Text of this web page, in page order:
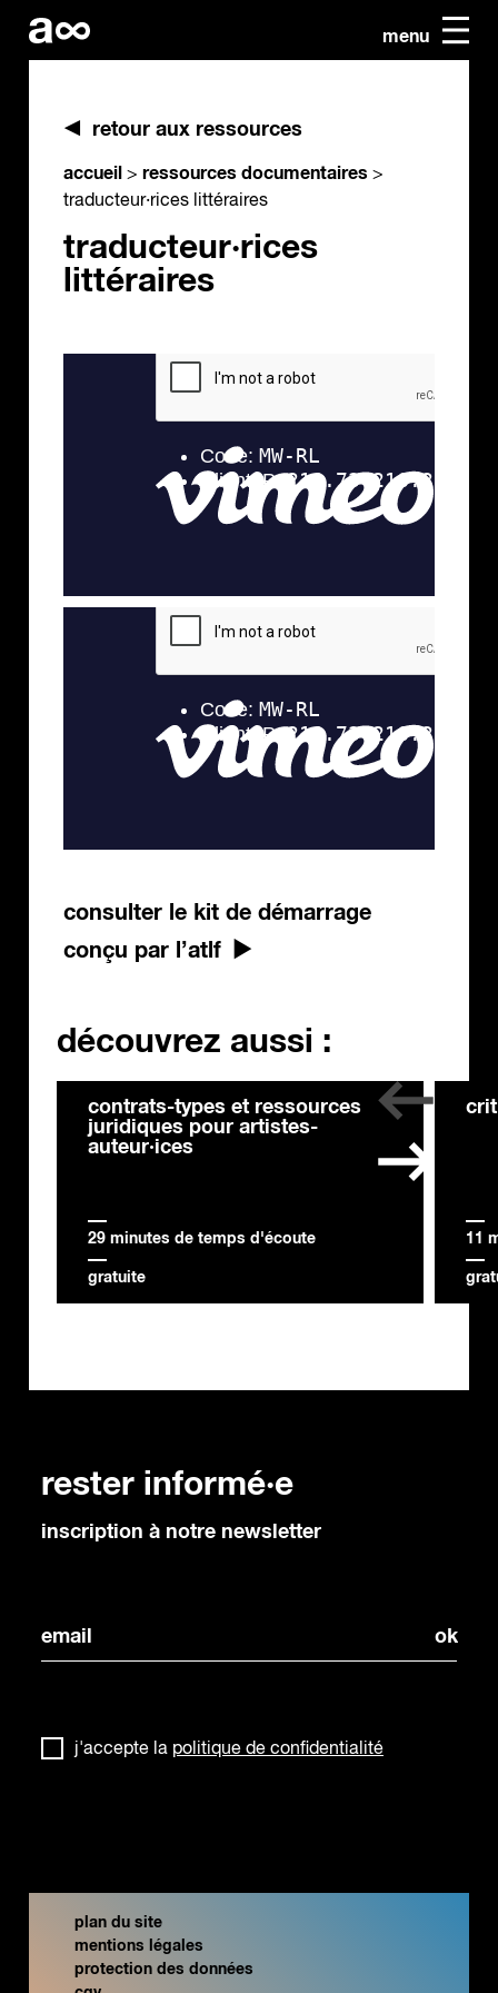
menu
retour aux ressources
accueil > ressources documentaires >
traducteur·rices littéraires
traducteur·rices
littéraires
consulter le kit de démarrage
conçu par l’atlf
découvrez aussi :
contrats-types et ressources
juridiques pour artistes-
auteur·ices
29 minutes de temps d'écoute
gratuite
11
rester informé·e
inscription à notre newsletter
j'accepte la politique de confidentialité
plan du site
mentions légales
protection des données